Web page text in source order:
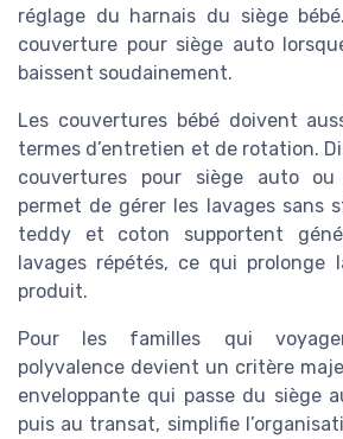
réglage du harnais du siège
couverture pour siège auto
baissent soudainement.
Les couvertures bébé doivent
termes d’entretien et de rotation.
couvertures pour siège auto
permet de gérer les lavages sans
teddy et coton supportent
lavages répétés, ce qui prolonge
produit.
Pour les familles qui
polyvalence devient un critère
enveloppante qui passe du siège
puis au transat, simplifie